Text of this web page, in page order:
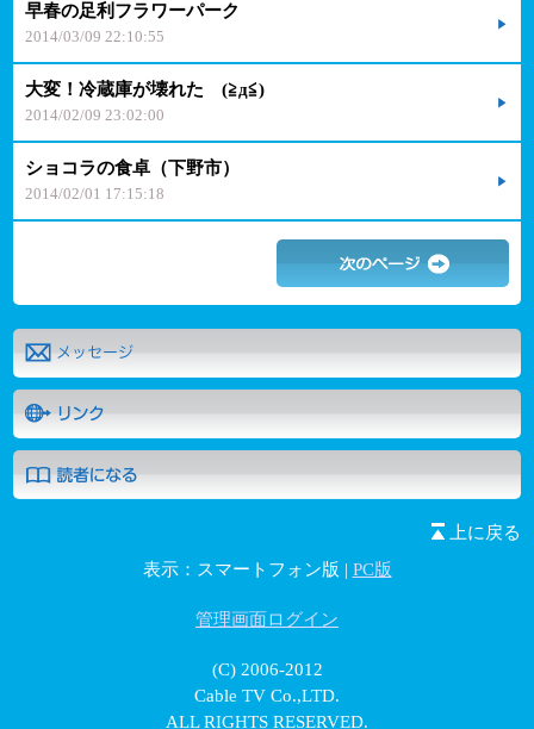
早春の足利フラワーパーク
2014/03/09 22:10:55
大変！冷蔵庫が壊れた (≧д≦)
2014/02/09 23:02:00
ショコラの食卓（下野市）
2014/02/01 17:15:18
上に戻る
表示：スマートフォン版 | PC版
管理画面ログイン
(C) 2006-2012
Cable TV Co.,LTD.
ALL RIGHTS RESERVED.